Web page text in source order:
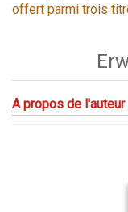
offert parmi trois
A propos de l'auteur